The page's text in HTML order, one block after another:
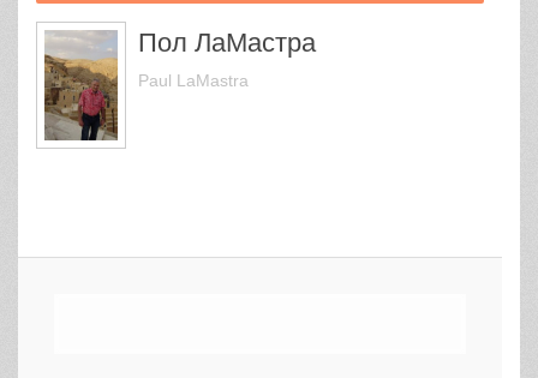
Пол ЛаМастра
Paul LaMastra